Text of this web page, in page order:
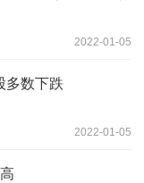
2022-01-05
多数下跌
2022-01-05